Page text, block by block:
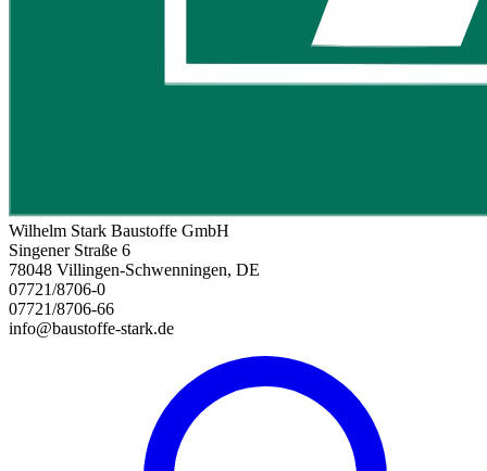
Wilhelm Stark Baustoffe GmbH
Singener Straße 6
78048 Villingen-Schwenningen, DE
07721/8706-0
07721/8706-66
info@baustoffe-stark.de